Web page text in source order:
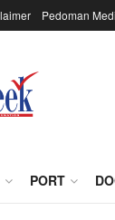
Pedoman
PORT